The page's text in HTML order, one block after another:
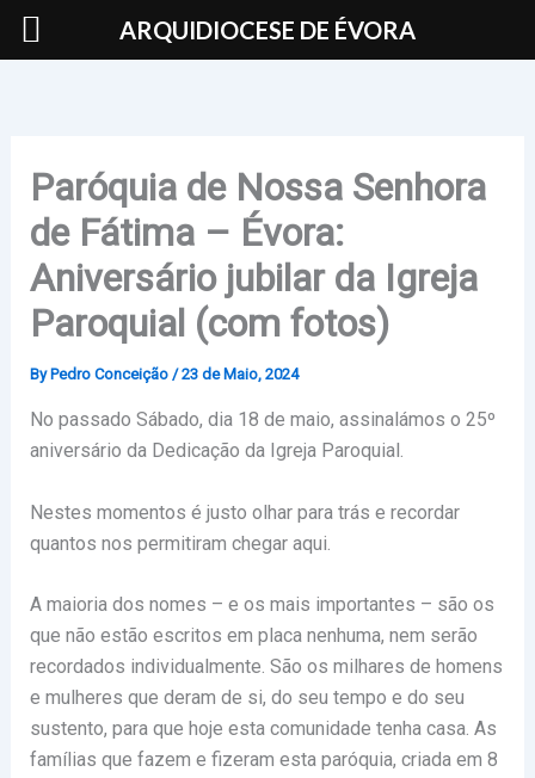
Skip
Paróquia de Nossa Senhora
de Fátima – Évora:
Aniversário jubilar da Igreja
Paroquial (com fotos)
By Pedro Conceição /23 de Maio, 2024
No passado Sábado, dia 18 de maio, assinalámos o 25º
aniversário da Dedicação da Igreja Paroquial.
Nestes momentos é justo olhar para trás e recordar
quantos nos permitiram chegar aqui.
A maioria dos nomes – e os mais importantes – são os
que não estão escritos em placa nenhuma, nem serão
recordados individualmente. São os milhares de homens
e mulheres que deram de si, do seu tempo e do seu
sustento, para que hoje esta comunidade tenha casa. As
famílias que fazem e fizeram esta paróquia, criada em 8
ARQUIDIOCESE DE ÉVORA